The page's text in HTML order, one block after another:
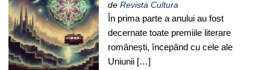
deRevista Cultura
În prima parte a anului au fost
decernate toate premiile literare
românești, începând cu cele ale
Uniunii […]